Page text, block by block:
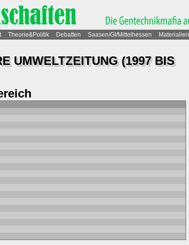
Theorie&Politik Debatten Saasen/GI/Mittelhessen Materialien
UMWELTZEITUNG (1997 BIS